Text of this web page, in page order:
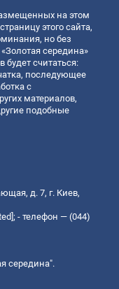
на этом
этого сайта,
но без
середина»
считаться:
последующее
с
материалов,
подобные
д. 7, г. Киев,
; - телефон — (044)
середина".